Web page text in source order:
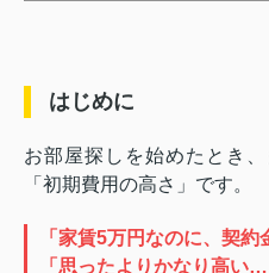
はじめに
お部屋探しを始めたとき
「初期費用の高さ」です。
「家賃5万円なのに、契
「思ったよりかなり高い…